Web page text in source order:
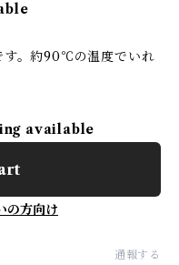
す。約90℃の温度でいれ
available
の方向け
通報する